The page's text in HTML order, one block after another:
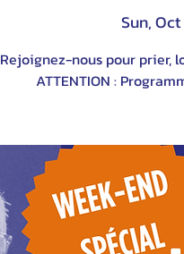
Sun, Oct
Rejoignez-nous pour prier,
ATTENTION :